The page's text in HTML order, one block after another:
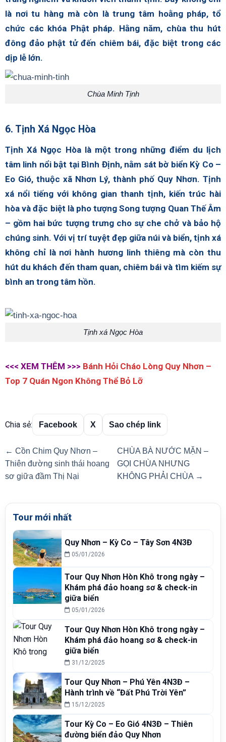
là nơi tu hàng mà còn là trung tâm hoằng pháp, tổ
chức các khóa Phật pháp. Hằng năm, chùa thu hút
đông đảo phật tử đến chiêm bái, đặc biệt trong các
dịp lễ lớn.
Chùa Minh Tịnh
6. Tịnh Xá Ngọc Hòa
Tịnh Xá Ngọc Hòa là một trong những điểm du lịch
tâm linh nổi bật tại Bình Định, nằm sát bờ biển Kỳ Co –
Eo Gió, thuộc xã Nhơn Lý, thành phố Quy Nhơn. Tịnh
xá nổi tiếng với không gian thanh tịnh, kiến trúc hài
hòa và đặc biệt là pho tượng Song tượng Quan Thế Âm
– gồm hai bức tượng trưng cho sự che chở và bảo hộ
chúng sinh. Với vị trí tuyệt đẹp giữa núi và biển, tịnh xá
không chỉ là nơi hành hương linh thiêng mà còn thu
hút du khách đến tham quan, chiêm bái và tìm kiếm sự
bình an trong tâm hồn.
Tịnh xá Ngọc Hòa
<<< XEM THÊM >>> Bánh Hỏi Cháo Lòng Quy Nhơn –
Top 7 Quán Ngon Không Thể Bỏ Lỡ
Chia sẻ: Facebook X Sao chép link
← Cồn Chim Quy Nhơn –
Thiên đường sinh thái hoang
sơ giữa đầm Thị Nại
CHÙA BÀ NƯỚC MẶN –
GỌI CHÙA NHƯNG
KHÔNG PHẢI CHÙA →
Tour mới nhất
Quy Nhơn – Kỳ Co – Tây Sơn 4N3Đ
05/01/2026
Tour Quy Nhơn Hòn Khô trong ngày –
Khám phá đảo hoang sơ & check-in
giữa biển
05/01/2026
Tour Quy Nhơn Hòn Khô trong ngày –
Khám phá đảo hoang sơ & check-in
giữa biển
31/12/2025
Tour Quy Nhơn – Phú Yên 4N3Đ –
Hành trình về “Đất Phú Trời Yên”
15/12/2025
Tour Kỳ Co – Eo Gió 4N3Đ – Thiên
đường biển đảo Quy Nhơn